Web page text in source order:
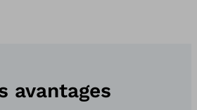
avantages